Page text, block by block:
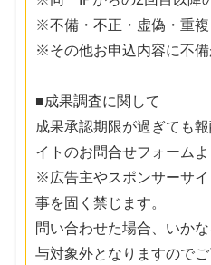
※不備・不正・虚偽・重
※その他お申込内容に不
■成果調査に関して
成果承認期限が過ぎても
イトのお問合せフォームよ
※広告主やスポンサーサ
事を固く禁じます。
問い合わせた場合、いか
与対象外となりますのでご